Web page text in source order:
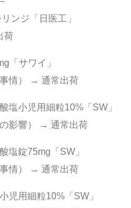
ンジ「日医工」
荷
「サワイ」
事情） → 通常出荷
小児用細粒10%「SW」
の影響） → 通常出荷
塩錠75mg「SW」
事情） → 通常出荷
用細粒10%「SW」